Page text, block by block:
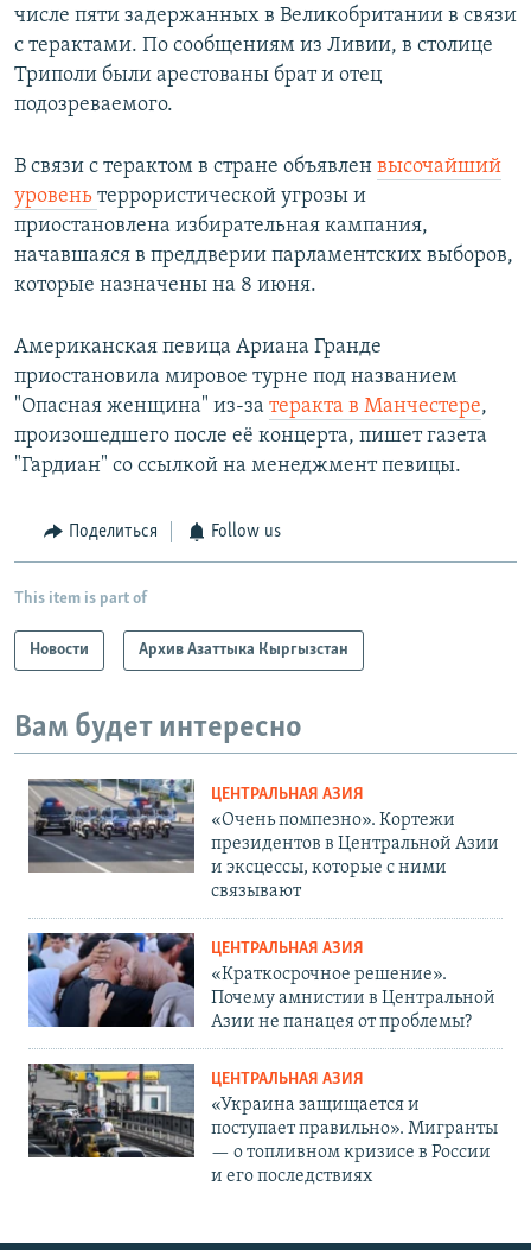
числе пяти задержанных в Великобритании в связи
с терактами. По сообщениям из Ливии, в столице
Триполи были арестованы брат и отец
подозреваемого.
В связи с терактом в стране объявлен высочайший
уровень террористической угрозы и
приостановлена избирательная кампания,
начавшаяся в преддверии парламентских выборов,
которые назначены на 8 июня.
Американская певица Ариана Гранде
приостановила мировое турне под названием
"Опасная женщина" из-за теракта в Манчестере,
произошедшего после её концерта, пишет газета
"Гардиан" со ссылкой на менеджмент певицы.
Поделиться Follow us
This item is part of
Новости Архив Азаттыка Кыргызстан
Вам будет интересно
ЦЕНТРАЛЬНАЯ АЗИЯ
«Очень помпезно». Кортежи
президентов в Центральной Азии
и эксцессы, которые с ними
связывают
ЦЕНТРАЛЬНАЯ АЗИЯ
«Краткосрочное решение».
Почему амнистии в Центральной
Азии не панацея от проблемы?
ЦЕНТРАЛЬНАЯ АЗИЯ
«Украина защищается и
поступает правильно». Мигранты
— о топливном кризисе в России
и его последствиях